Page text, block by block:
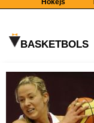
Hokejs
BASKETBOLS